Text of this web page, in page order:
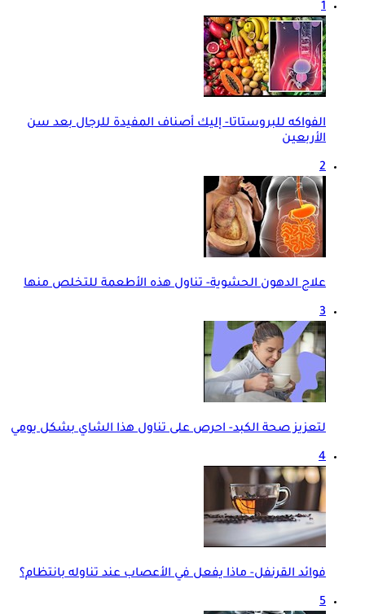
1
الفواكه للبروستاتا- إليك أصناف المفيدة للرجال بعد سن
الأربعين
2
علاج الدهون الحشوية- تناول هذه الأطعمة للتخلص منها
3
لتعزيز صحة الكبد- احرص على تناول هذا الشاي بشكل يومي
4
فوائد القرنفل- ماذا يفعل في الأعصاب عند تناوله بانتظام؟
5